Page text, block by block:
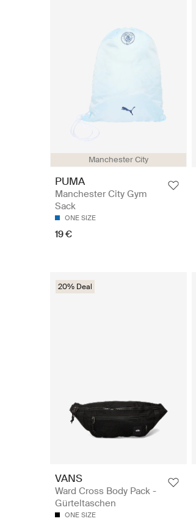
Manchester City
PUMA
Manchester City Gym
Sack
ONE SIZE
19 €
20% Deal
VANS
Ward Cross Body Pack -
Gürteltaschen
ONE SIZE